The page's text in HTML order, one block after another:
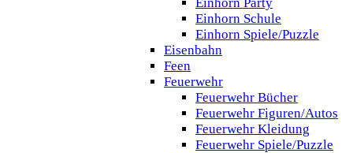
Einhorn Schule
Einhorn Spiele/Puzzle
Eisenbahn
Feen
Feuerwehr
Feuerwehr Bücher
Feuerwehr Figuren/Autos
Feuerwehr Kleidung
Feuerwehr Spiele/Puzzle